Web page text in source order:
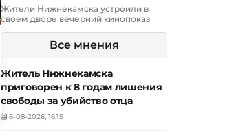
Жители Нижнекамска устроили в
своем дворе вечерний кинопоказ
Все мнения
Житель Нижнекамска
приговорен к 8 годам лишения
свободы за убийство отца
6-08-2026, 16:15